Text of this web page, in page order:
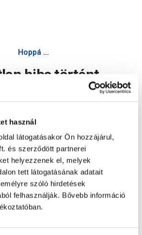
használ
látogatásakor Ön hozzájárul,
és szerződött partnerei
helyezzenek el, melyek
tett látogatásának adatait
szóló hirdetések
felhasználják. Bővebb információ
Hoppá ...
hiba történt
Oldal újratöltése